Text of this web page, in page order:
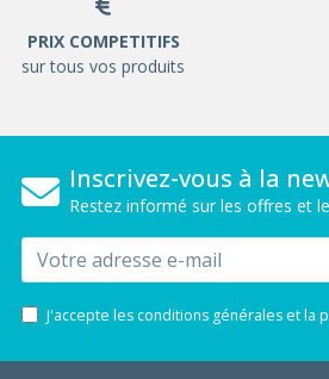
PRIX COMPETITIFS
sur tous vos produits
Inscrivez-vous à la
Restez informé sur les offres et
Email
J'accepte les conditions générales et la